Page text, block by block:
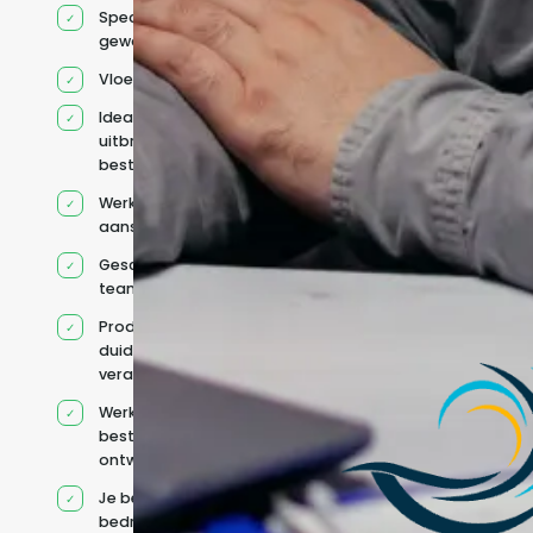
Specifiek voor jou
geworven profiel
Vloeiend Engels
Ideaal voor het
uitbreiden van
bestaande capaciteit
Werkt onder jouw
aansturing
Geschikt voor hybride
teams
Productcontext en
duidelijke
verantwoordelijkheden
Werkt binnen jouw
bestaande
ontwikkelteam
Je behoudt jouw
bedrijfs- en IT-